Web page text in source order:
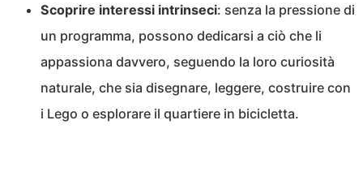
Scoprire interessi intrinseci: senza la pressione di
un programma, possono dedicarsi a ciò che li
appassiona davvero, seguendo la loro curiosità
naturale, che sia disegnare, leggere, costruire con
i Lego o esplorare il quartiere in bicicletta.